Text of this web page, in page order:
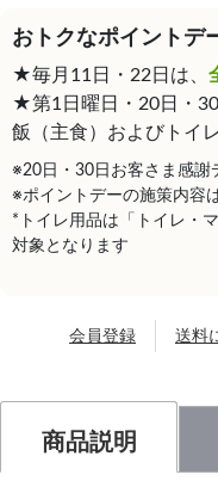
おトクなポイントデ
★毎月11日・22日は、
★第1日曜日・20日・
飯（主食）およびトイ
※20日・30日お客さま感謝
※ポイントデーの施策内容
*トイレ用品は「トイレ・
対象となります
会員登録 送料
商品説明